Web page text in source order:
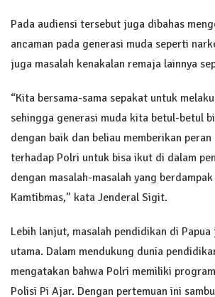
Pada audiensi tersebut juga dibahas
ancaman pada generasi muda seperti
juga masalah kenakalan remaja lainnya
“Kita bersama-sama sepakat untuk
sehingga generasi muda kita betul-betul
dengan baik dan beliau memberikan
terhadap Polri untuk bisa ikut di dalam
dengan masalah-masalah yang
Kamtibmas,” kata Jenderal Sigit.
Lebih lanjut, masalah pendidikan di
utama. Dalam mendukung dunia
mengatakan bahwa Polri memiliki
Polisi Pi Ajar. Dengan pertemuan ini